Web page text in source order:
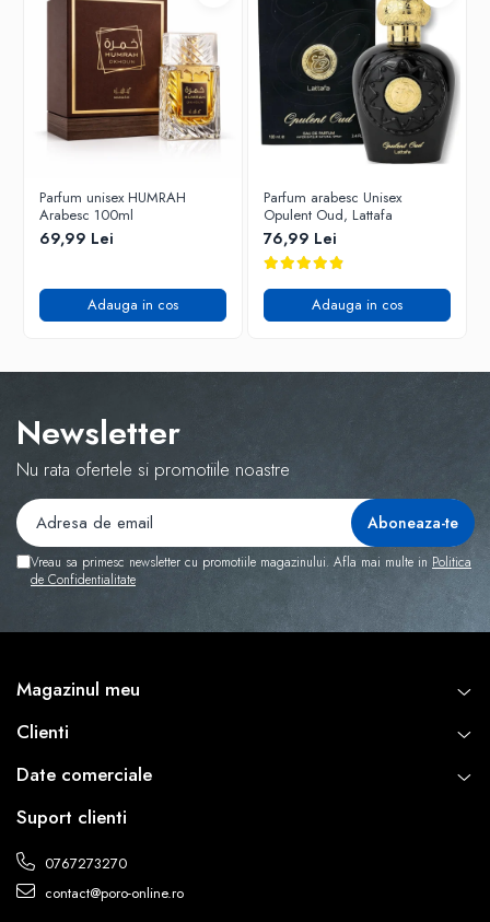
Parfum unisex HUMRAH
Arabesc 100ml
69,99 Lei
Adauga in cos
Parfum arabesc Unisex
Opulent Oud, Lattafa
76,99 Lei
Adauga in cos
Newsletter
Nu rata ofertele si promotiile noastre
Vreau sa primesc newsletter cu promotiile magazinului. Afla mai multe in Politica
de Confidentialitate
Magazinul meu
Clienti
Date comerciale
Suport clienti
0767273270
contact@poro-online.ro